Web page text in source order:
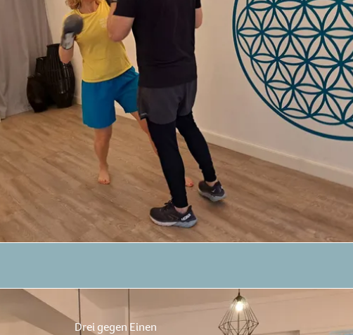
Drei gegen Einen